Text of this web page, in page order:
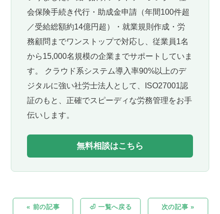
会保険手続き代行・助成金申請（年間100件超
／受給総額約14億円超）・就業規則作成・労
務顧問までワンストップで対応し、従業員1名
から15,000名規模の企業までサポートしていま
す。 クラウド系システム導入率90%以上のデ
ジタルに強い社労士法人として、ISO27001認
証のもと、正確でスピーディな労務管理をお手
伝いします。
無料相談はこちら
« 前の記事 ⏎ 一覧へ戻る 次の記事 »